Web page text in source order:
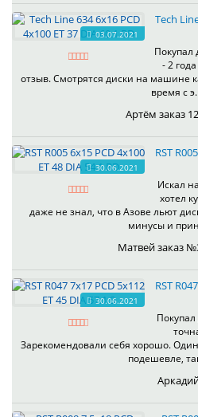
03.07.2021
Tech
Покупал
- 2
отзыв. Смотрятся диски на машине
время с
Артём заказ
30.06.2021
RST
Искал
хотел
даже не знал, что в Азове льют
минусы и
Матвей заказ
30.06.2021
RST
Покупал
Зарекомендовали себя хорошо.
подешевле,